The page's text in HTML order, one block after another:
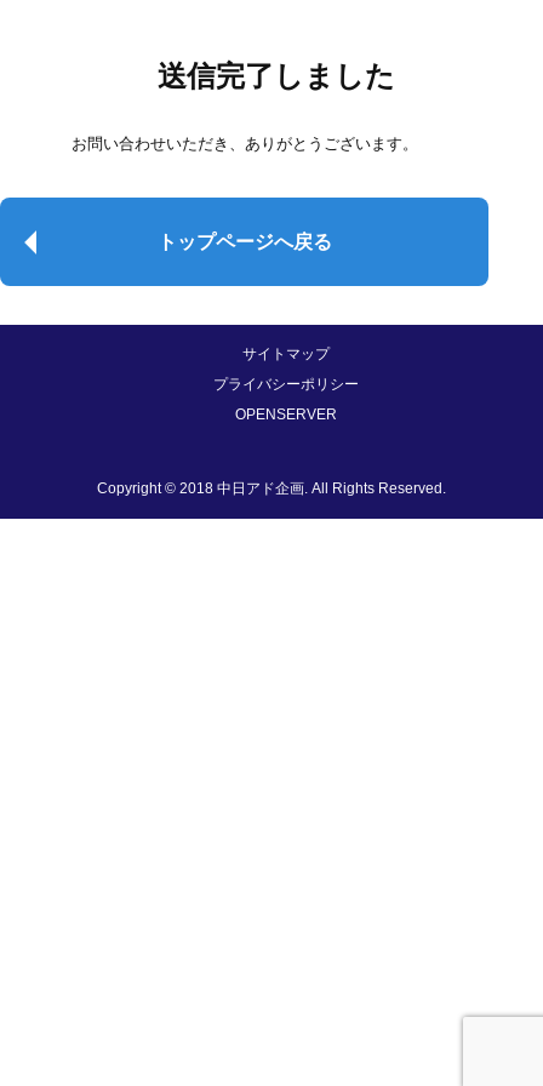
送信完了しました
お問い合わせいただき、ありがとうございます。
トップページへ戻る
Copyright © 2018 中日アド企画. All Rights Reserved.
サイトマップ
プライバシーポリシー
OPENSERVER